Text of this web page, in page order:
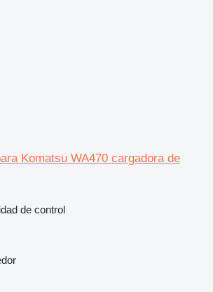
Komatsu WA470 cargadora de
de control